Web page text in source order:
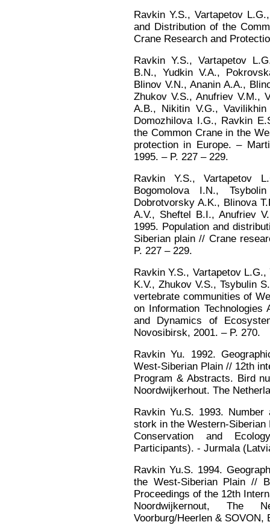
Ravkin Y.S., Vartapetov
and Distribution of the
Crane Research and
Ravkin Y.S., Vartapetov
B.N., Yudkin V.A.,
Blinov V.N., Ananin A.A.,
Zhukov V.S., Anufriev V.M.,
A.B., Nikitin V.G.,
Domozhilova I.G., Ravkin
the Common Crane in the
protection in Europe. –
1995. – P. 227 – 229.
Ravkin Y.S., Vartapetov
Bogomolova I.N.,
Dobrotvorsky A.K., Blinova
A.V., Sheftel B.I., Anufriev
1995. Population and
Siberian plain // Crane
P. 227 – 229.
Ravkin Y.S., Vartapetov
K.V., Zhukov V.S., Tsybulin
vertebrate communities of
on Information
and Dynamics of
Novosibirsk, 2001. – P. 270.
Ravkin Yu. 1992.
West-Siberian Plain // 12th
Program & Abstracts. Bird
Noordwijkerhout. The
Ravkin Yu.S. 1993.
stork in the Western-
Conservation and
Participants). - Jurmala
Ravkin Yu.S. 1994.
the West-Siberian Plain //
Proceedings of the 12th
Noordwijkernout, The
Voorburg/Heerlen & SOVON,